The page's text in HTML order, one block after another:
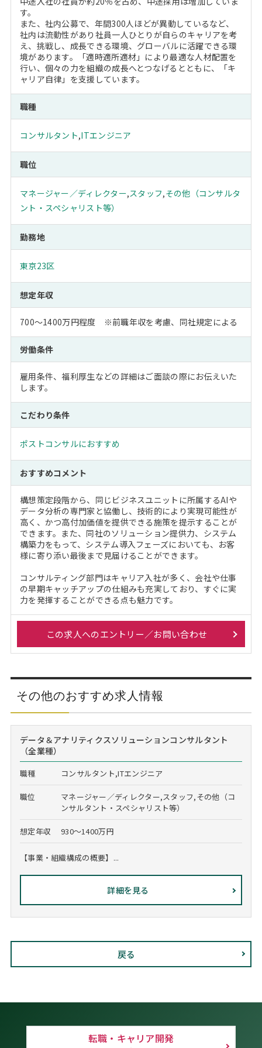
す。
また、社内公募で、年間300人ほどが異動しているなど、
社内は流動性があり社員一人ひとりが自らのキャリアを考
え、挑戦し、成長できる環境、グローバルに活躍できる環
境があります。「適時適所適材」により最適な人材配置を
行い、個々の力を組織の成長へとつなげるとともに、「キ
ャリア自律」を支援しています。
職種
コンサルタント,ITエンジニア
職位
マネージャー／ディレクター,スタッフ,その他（コンサルタ
ント・スペシャリスト等）
勤務地
東京23区
想定年収
700～1400万円程度 ※前職年収を考慮、同社規定による
労働条件
雇用条件、福利厚生などの詳細はご面談の際にお伝えいた
します。
こだわり条件
ポストコンサルにおすすめ
おすすめコメント
構想策定段階から、同じビジネスユニットに所属するAIや
データ分析の専門家と協働し、技術的により実現可能性が
高く、かつ高付加価値を提供できる施策を提示することが
できます。また、同社のソリューション提供力、システム
構築力をもって、システム導入フェーズにおいても、お客
様に寄り添い最後まで見届けることができます。
コンサルティング部門はキャリア入社が多く、会社や仕事
の早期キャッチアップの仕組みも充実しており、すぐに実
力を発揮することができる点も魅力です。
この求人へのエントリー／お問い合わせ
その他のおすすめ求人情報
データ＆アナリティクスソリューションコンサルタント
（全業種）
職種 コンサルタント,ITエンジニア
職位
マネージャー／ディレクター,スタッフ,その他（コ
ンサルタント・スペシャリスト等）
想定年収 930～1400万円
【事業・組織構成の概要】...
詳細を見る
戻る
転職・キャリア開発